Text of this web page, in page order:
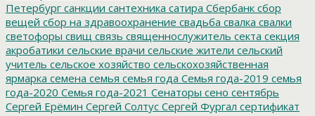
Петербург санкции сантехника сатира Сбербанк сбор
вещей сбор на здравоохранение свадьба свалка свалки
светофоры свищ связь священнослужитель секта секция
акробатики сельские врачи сельские жители сельский
учитель сельское хозяйство сельскохозяйственная
ярмарка семена семья семья года Семья года-2019 семья
года-2020 Семья года-2021 Сенаторы сено сентябрь
Сергей Ерёмин Сергей Солтус Сергей Фургал сертификат